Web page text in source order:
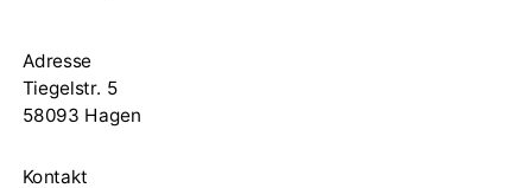
Adresse
Tiegelstr. 5
58093 Hagen
Kontakt